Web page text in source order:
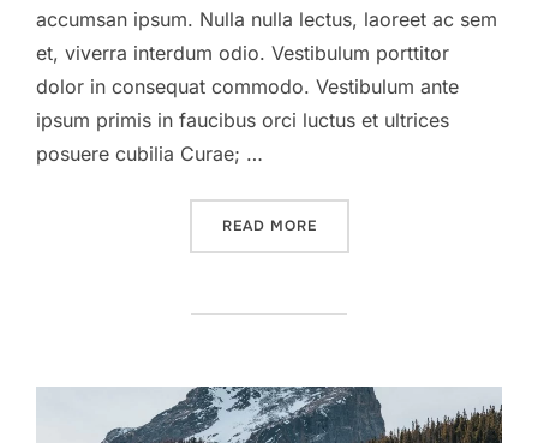
accumsan ipsum. Nulla nulla lectus, laoreet ac sem
et, viverra interdum odio. Vestibulum porttitor
dolor in consequat commodo. Vestibulum ante
ipsum primis in faucibus orci luctus et ultrices
posuere cubilia Curae; …
READ MORE”LATE SESSION”